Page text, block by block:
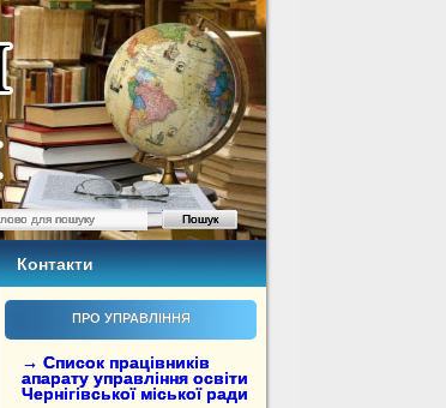
Контакти
ПРО УПРАВЛІННЯ
→ Список працівників
апарату управління освіти
Чернігівської міської ради